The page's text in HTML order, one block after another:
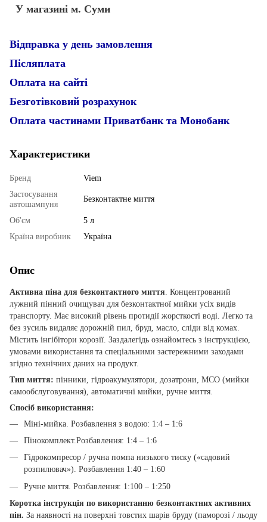
У магазині м. Суми
Відправка у день замовлення
Післяплата
Оплата на сайті
Безготівковий розрахунок
Оплата частинами Приватбанк та Монобанк
Характеристики
Бренд
Viem
Застосування
автошампуня
Безконтактне миття
Об'єм
5 л
Країна виробник
Україна
Опис
Активна піна для безконтактного миття . Концентрований
лужний пінний очищувач для безконтактної мийки усіх видів
транспорту. Має високий рівень протидії жорсткості воді. Легко та
без зусиль видаляє дорожній пил, бруд, масло, сліди від комах.
Містить інгібітори корозії. Заздалегідь ознайомтесь з інструкцією,
умовами використання та спеціальними застережними заходами
згідно технічних даних на продукт.
Тип миття: пінники, гідроакумулятори, дозатрони, МСО (мийки
самообслуговування), автоматичні мийки, ручне миття.
Спосіб використання:
Міні-мийка. Розбавлення з водою: 1:4 – 1:6
Пінокомплект.Розбавлення: 1:4 – 1:6
Гідрокомпресор / ручна помпа низького тиску («садовий
розпилювач»). Розбавлення 1:40 – 1:60
Ручне миття. Розбавлення: 1:100 – 1:250
Коротка інструкція по використанню безконтактних активних
пін. За наявності на поверхні товстих шарів бруду (паморозі / льоду